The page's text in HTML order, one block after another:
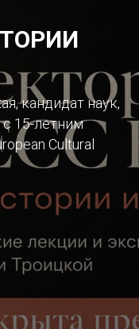
кандидат наук,
15-летним
Cultural